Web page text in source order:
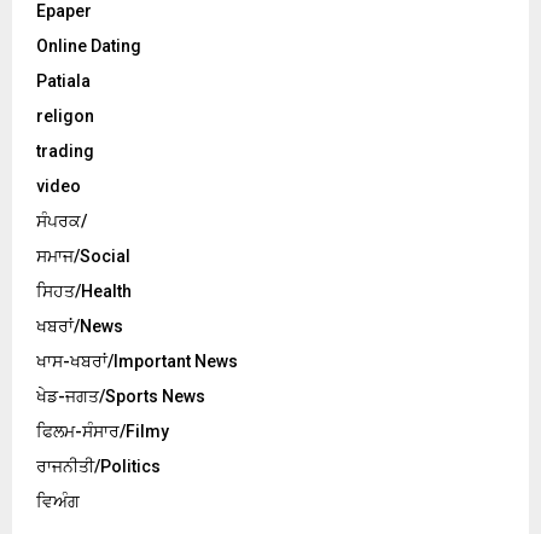
Epaper
Online Dating
Patiala
religon
trading
video
ਸੰਪਰਕ/
ਸਮਾਜ/Social
ਸਿਹਤ/Health
ਖਬਰਾਂ/News
ਖਾਸ-ਖਬਰਾਂ/Important News
ਖੇਡ-ਜਗਤ/Sports News
ਫਿਲਮ-ਸੰਸਾਰ/Filmy
ਰਾਜਨੀਤੀ/Politics
ਵਿਅੰਗ